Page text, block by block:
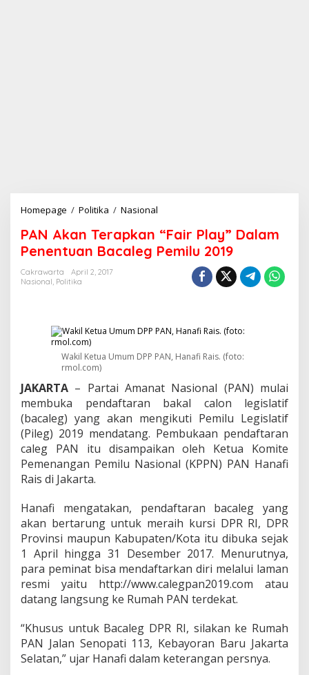
Homepage / Politika / Nasional
N
A
k
a
k
n
"
a
i
r
l
"
D
l
a
m
P
e
n
n
t
u
PAN Akan Terapkan “Fair Play” Dalam
Penentuan Bacaleg Pemilu 2019
Cakrawarta
April 2, 2017
Nasional, Politika
Wakil Ketua Umum DPP PAN, Hanafi Rais. (foto:
rmol.com)
JAKARTA – Partai Amanat Nasional (PAN) mulai
membuka pendaftaran bakal calon legislatif
(bacaleg) yang akan mengikuti Pemilu Legislatif
(Pileg) 2019 mendatang. Pembukaan pendaftaran
caleg PAN itu disampaikan oleh Ketua Komite
Pemenangan Pemilu Nasional (KPPN) PAN Hanafi
Rais di Jakarta.
Hanafi mengatakan, pendaftaran bacaleg yang
akan bertarung untuk meraih kursi DPR RI, DPR
Provinsi maupun Kabupaten/Kota itu dibuka sejak
1 April hingga 31 Desember 2017. Menurutnya,
para peminat bisa mendaftarkan diri melalui laman
resmi yaitu http://www.calegpan2019.com atau
datang langsung ke Rumah PAN terdekat.
“Khusus untuk Bacaleg DPR RI, silakan ke Rumah
PAN Jalan Senopati 113, Kebayoran Baru Jakarta
Selatan,” ujar Hanafi dalam keterangan persnya.